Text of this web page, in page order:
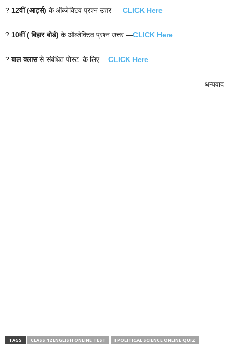
? 12वीं (आर्ट्स) के ऑब्जेक्टिव प्रश्न उत्तर — CLICK Here
? 10वीं ( बिहार बोर्ड) के ऑब्जेक्टिव प्रश्न उत्तर —CLICK Here
?बाल क्लाससे संबंधित पोस्ट के लिए —CLICK Here
धन्यवाद
TAGS CLASS 12 ENGLISH ONLINE TEST
I POLITICAL SCIENCE ONLINE QUIZ